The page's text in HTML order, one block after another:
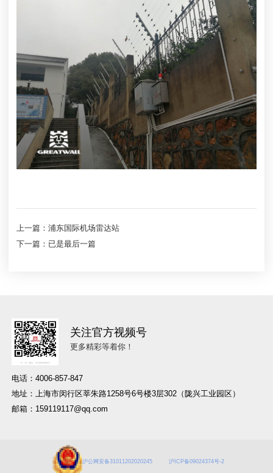
上一篇：浦东国际机场雷达站
下一篇：已是最后一篇
关注官方视频号
更多精彩等着你！
电话：4006-857-847
地址：上海市闵行区莘朱路1258号6号楼3层302（陇兴工业园区）
邮箱：159119117@qq.com
沪公网安备31011202020245 沪ICP备09024374号-2